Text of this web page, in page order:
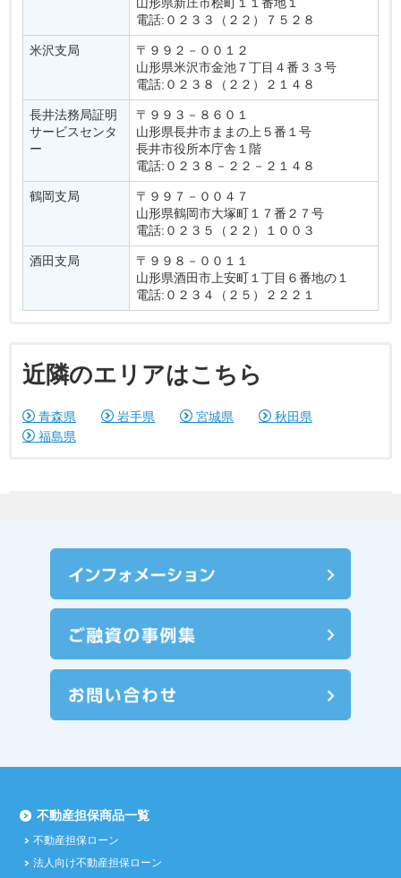
電話:０２３３（２２）７５２８
米沢支局
〒９９２－００１２
山形県米沢市金池７丁目４番３３号
電話:０２３８（２２）２１４８
長井法務局証明
サービスセンタ
ー
〒９９３－８６０１
山形県長井市ままの上５番１号
長井市役所本庁舎１階
電話:０２３８－２２－２１４８
鶴岡支局
〒９９７－００４７
山形県鶴岡市大塚町１７番２７号
電話:０２３５（２２）１００３
酒田支局
〒９９８－００１１
山形県酒田市上安町１丁目６番地の１
電話:０２３４（２５）２２２１
近隣のエリアはこちら
青森県 岩手県 宮城県
秋田県
福島県
不動産担保商品一覧
不動産担保ローン
法人向け不動産担保ローン